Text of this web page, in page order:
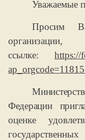
Уважаемые
Просим
ссылке: https://
Федерации
оценке